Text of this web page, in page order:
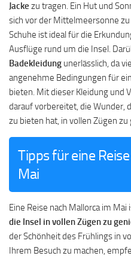
Jacke zu tragen. Ein Hut und
sich vor der Mittelmeersonne
Schuhe ist ideal für die
Ausflüge rund um die Insel.
Badekleidung unerlässlich, da
angenehme Bedingungen für
bieten. Mit dieser Kleidung und
darauf vorbereitet, die Wunder,
zu bieten hat, in vollen Zügen zu
Tipps für eine
Mai
Eine Reise nach Mallorca im
die Insel in vollen Zügen zu
der Schönheit des Frühlings in
Ihrem Besuch zu machen,